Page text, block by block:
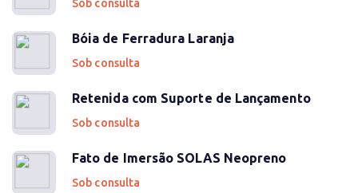
Sob consulta
Bóia de Ferradura Laranja
Sob consulta
Retenida com Suporte de Lançamento
Sob consulta
Fato de Imersão SOLAS Neopreno
Sob consulta